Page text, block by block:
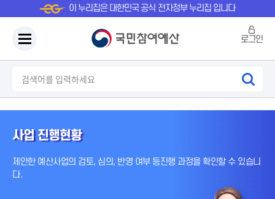
이 누리집은 대한민국 공식 전자정부 누리집 입니다
로그인
사업 진행현황
제안한 예산사업의 검토, 심의, 반영 여부 등진행 과정을 확인할 수 있습니
다.